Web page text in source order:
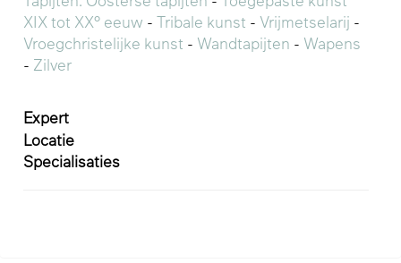
XIX tot XX° eeuw - Tribale kunst - Vrijmetselarij -
Vroegchristelijke kunst - Wandtapijten - Wapens
- Zilver
Expert
Locatie
Specialisaties